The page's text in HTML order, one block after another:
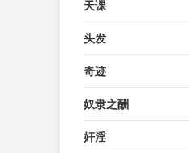
天课
头发
奇迹
奴隶之酬
奸淫